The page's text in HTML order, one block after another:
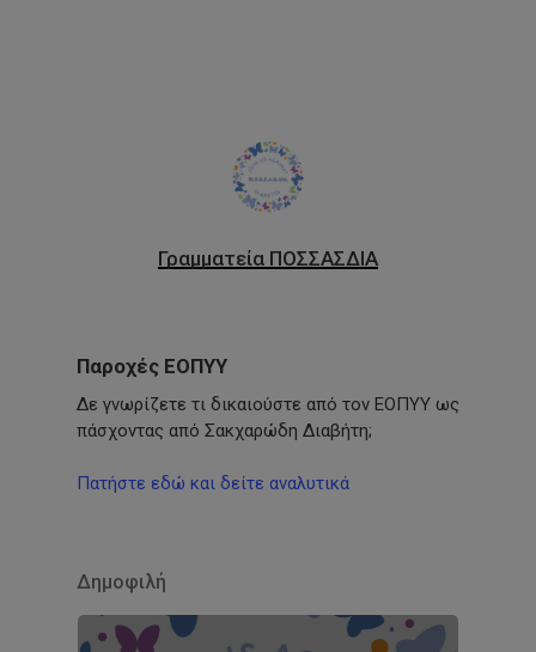
Γραμματεία ΠΟΣΣΑΣΔΙΑ
Παροχές ΕΟΠΥΥ
Δε γνωρίζετε τι δικαιούστε από τον ΕΟΠΥΥ ως
πάσχοντας από Σακχαρώδη Διαβήτη;
Πατήστε εδώ και δείτε αναλυτικά
Δημοφιλή